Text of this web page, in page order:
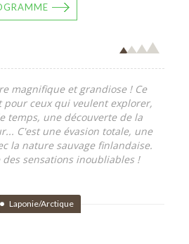
magnifique et grandiose ! Ce
pour ceux qui veulent explorer,
temps, une découverte de la
C'est une évasion totale, une
la nature sauvage finlandaise.
des sensations inoubliables !
Laponie/Arctique